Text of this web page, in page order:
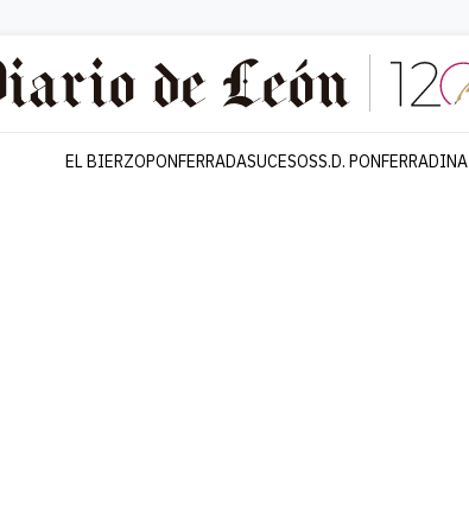
EL BIERZOPONFERRADASUCESOSS.D. PONFERRADINA